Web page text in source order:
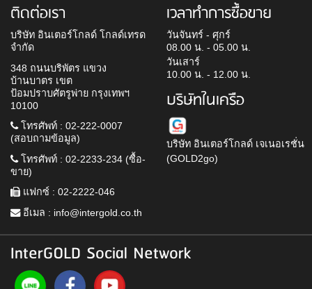
ติดต่อเรา
บริษัท อินเตอร์โกลด์ โกลด์เทรด
จำกัด
348 ถนนบริพัตร แขวง
บ้านบาตร เขต
ป้อมปราบศัตรูพ่าย กรุงเทพฯ
10100
โทรศัพท์ : 02-222-0007
(สอบถามข้อมูล)
โทรศัพท์ : 02-2233-234 (ซื้อ-
ขาย)
แฟกซ์ : 02-2222-046
อีเมล : info@intergold.co.th
เวลาทำการซื้อขาย
วันจันทร์ - ศุกร์
08.00 น. - 05.00 น.
วันเสาร์
10.00 น. - 12.00 น.
บริษัทในเครือ
บริษัท อินเตอร์โกลด์ เจเนอเรชั่น
(GOLD2go)
InterGOLD Social Network